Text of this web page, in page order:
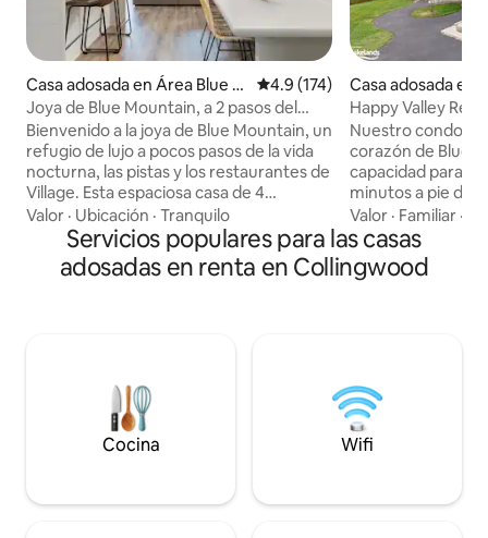
Casa adosada en Área Blue M
ountain
Calificación promedio: 4.9 de
4.9 (174)
Joya de Blue Mountain, a 2 pasos del
pueblo, capacidad para 10 personas
Bienvenido a la joya de Blue Mountain, un
refugio de lujo a pocos pasos de la vida
nocturna, las pistas y los restaurantes de
Village. Esta espaciosa casa de 4
dormitorios y 4 baños es perfecta para
familias, grupos de esquí y fines de
semana largos disfrutando de la
experiencia completa de Blue Mountain.
enorme mesa de comedor. SOLO HAY
DOS ESPACIOS DE ESTACIONAMIENTO
DISPONIBLES LICENCIA N.º
Valor · Ubicación · Tranquilo
Casa adosada en
Mountain
Happy Valley
Nuestro
corazón de Blue
capacidad para 8
minutos a pie del pueblo.
día de
luego disfruta de
con vista al hoyo
condominio está
los 7 días de la
cualquier pregunta
STA
Valor · Familiar ·
Servicios populares para las casas
adosadas en renta en Collingwood
Cocina Wifi